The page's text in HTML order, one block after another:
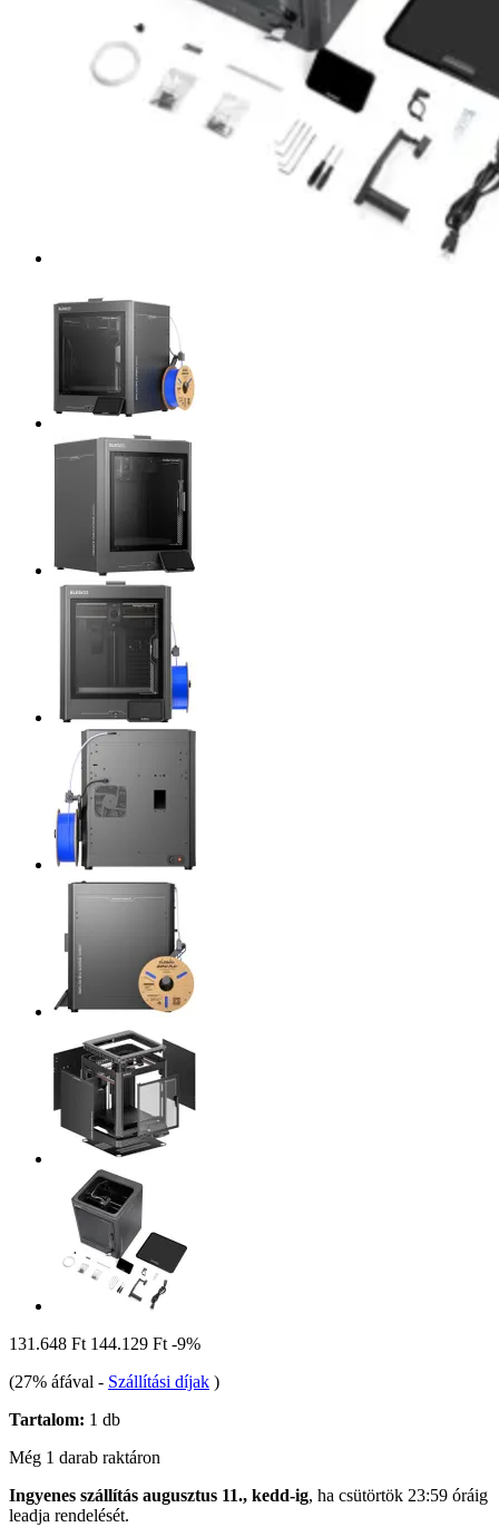
131.648 Ft 144.129 Ft -9%
(27% áfával - Szállítási díjak )
Tartalom: 1 db
Még 1 darab raktáron
Ingyenes szállítás augusztus 11., kedd-ig, ha csütörtök 23:59 óráig
leadja rendelését.